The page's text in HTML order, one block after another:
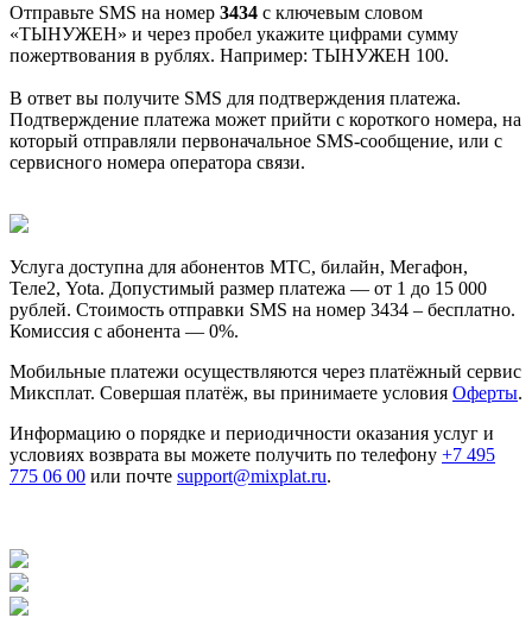
Отправьте SMS на номер 3434 с ключевым словом
«ТЫНУЖЕН» и через пробел укажите цифрами сумму
пожертвования в рублях. Например: ТЫНУЖЕН 100.
В ответ вы получите SMS для подтверждения платежа.
Подтверждение платежа может прийти с короткого номера, на
который отправляли первоначальное SMS-сообщение, или с
сервисного номера оператора связи.
Услуга доступна для абонентов МТС, билайн, Мегафон,
Теле2, Yota. Допустимый размер платежа — от 1 до 15 000
рублей. Стоимость отправки SMS на номер 3434 – бесплатно.
Комиссия с абонента — 0%.
Мобильные платежи осуществляются через платёжный сервис
Миксплат. Совершая платёж, вы принимаете условия Оферты.
Информацию о порядке и периодичности оказания услуг и
условиях возврата вы можете получить по телефону +7 495
775 06 00 или почте support@mixplat.ru.